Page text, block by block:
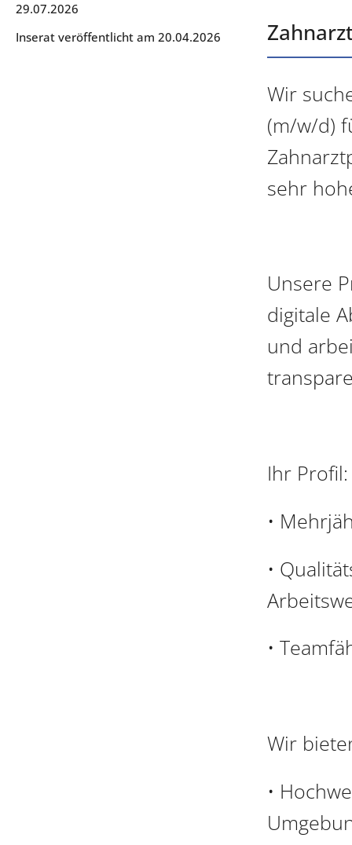
29.07.2026
Inserat veröffentlicht am 20.04.2026
Wir
(m/w/d)
sehr
Unsere
digitale
und
Ihr Profil:
•
•
•
Wir
•